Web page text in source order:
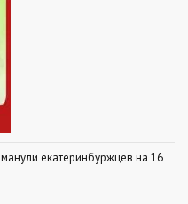
екатеринбуржцев на 16